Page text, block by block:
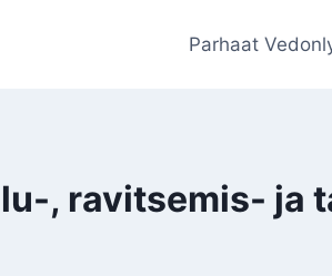
Parhaat
, ravitsemis- ja